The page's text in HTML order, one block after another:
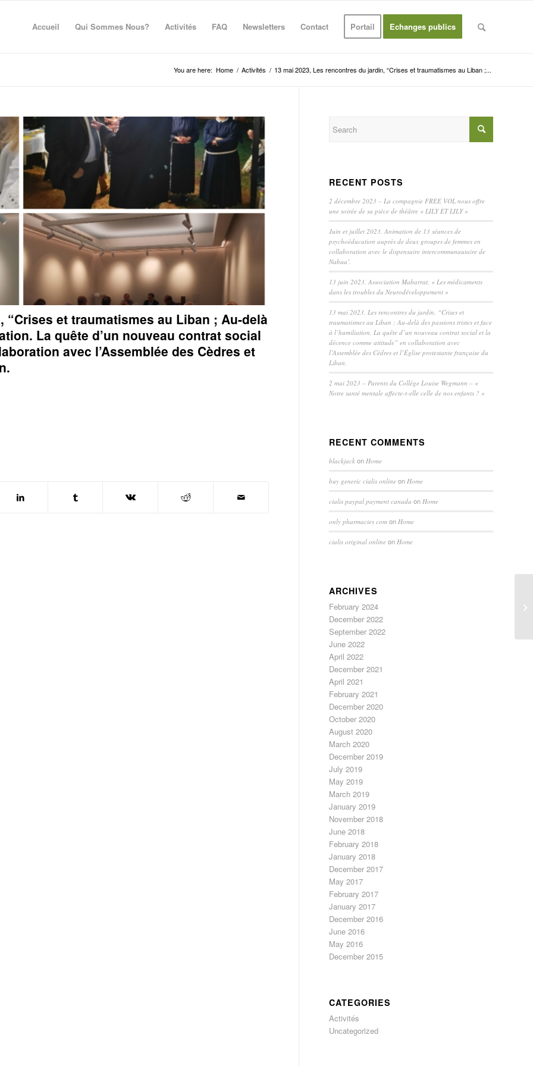
Accueil Qui Sommes Nous? Activités FAQ Newsletters Contact Portail Echanges publics
You are here: Home / Activités / 13 mai 2023, Les rencontres du jardin, “Crises et traumatismes au Liban ;...
et traumatismes au Liban ; Au-delà
La quête d’un nouveau contrat social
avec l’Assemblée des Cèdres et
RECENT POSTS
2 décembre 2023 – La compagnie FREE VOL nous offre
une soirée de sa pièce de théâtre « LILY ET LILY »
Juin et juillet 2023. Animation de 13 séances de
psychoéducation auprès de deux groupes de femmes en
collaboration avec le dispensaire intercommunautaire de
Nabaa’.
13 juin 2023, Association Mabarrat, « Les médicaments
dans les troubles du Neurodéveloppement »
13 mai 2023, Les rencontres du jardin, “Crises et
traumatismes au Liban ; Au-delà des passions tristes et face
à l’humiliation. La quête d’un nouveau contrat social et la
décence comme attitude” en collaboration avec
l’Assemblée des Cèdres et l’Église protestante française du
Liban.
2 mai 2023 – Parents du Collège Louise Wegmann – «
Notre santé mentale affecte-t-elle celle de nos enfants ? »
RECENT COMMENTS
blackjack on Home
buy generic cialis online on Home
cialis paypal payment canada on Home
only pharmacies com on Home
cialis original online on Home
ARCHIVES
February 2024
December 2022
September 2022
June 2022
April 2022
December 2021
April 2021
February 2021
December 2020
October 2020
August 2020
March 2020
December 2019
July 2019
May 2019
March 2019
January 2019
November 2018
June 2018
February 2018
January 2018
December 2017
May 2017
February 2017
January 2017
December 2016
June 2016
May 2016
December 2015
CATEGORIES
Activités
Uncategorized